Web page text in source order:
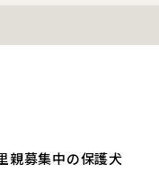
親募集中の保護犬